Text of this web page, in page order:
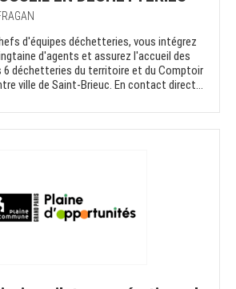
d'équipes déchetteries, vous intégrez
d'agents et assurez l'accueil des
6 déchetteries du territoire et du Comptoir
ville de Saint-Brieuc. En contact direct...